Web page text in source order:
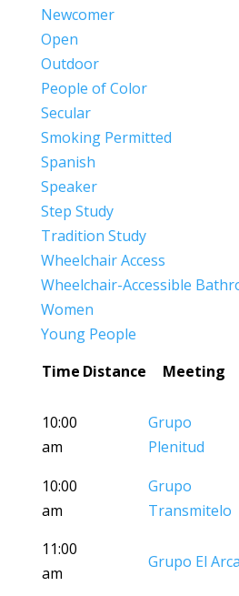
Newcomer
Open
Outdoor
People of Color
Secular
Smoking Permitted
Spanish
Speaker
Step Study
Tradition Study
Wheelchair Access
Wheelchair-Accessible
Women
Young People
Time Distance Meeting
10:00
am
Grupo
Plenitud
10:00
am
Grupo
Transmitelo
11:00
am
Grupo El Arca